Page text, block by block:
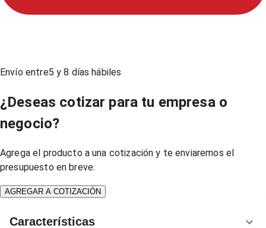
Envío entre5 y8 días hábiles
¿Deseas cotizar para tu empresa o
negocio?
Agrega el producto a una cotización y te enviaremos el
presupuesto en breve.
AGREGAR A COTIZACIÓN
Características